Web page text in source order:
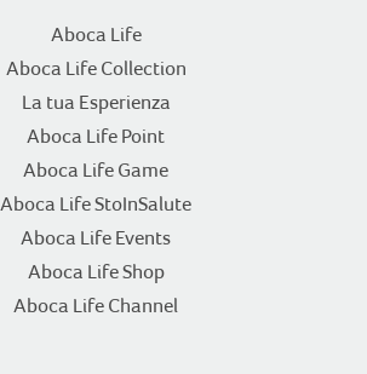
Aboca Life
Aboca Life Collection
La tua Esperienza
Aboca Life Point
Aboca Life Game
Aboca Life StoInSalute
Aboca Life Events
Aboca Life Shop
Aboca Life Channel